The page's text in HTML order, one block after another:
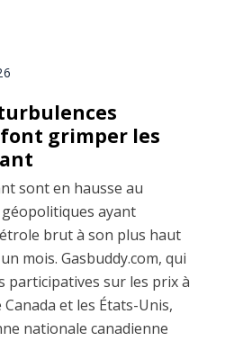
grimper les
sont en hausse au
ayant
brut à son plus haut
mois. Gasbuddy.com, qui
participatives sur les prix à
et les États-Unis,
nationale canadienne